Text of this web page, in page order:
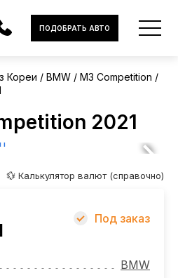
ПОДОБРАТЬ АВТО
Кореи BMW
M3 Competition
2021
💱 Калькулятор валют (справочно)
Под заказ
BMW